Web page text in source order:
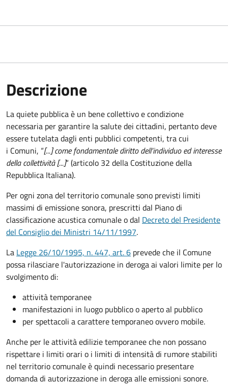
Descrizione
La quiete pubblica è un bene collettivo e condizione
necessaria per garantire la salute dei cittadini, pertanto deve
essere tutelata dagli enti pubblici competenti, tra cui
i Comuni, “[...] come fondamentale diritto dell’individuo ed interesse
della collettività [...]“ (articolo 32 della Costituzione della
Repubblica Italiana).
Per ogni zona del territorio comunale sono previsti limiti
massimi di emissione sonora, prescritti dal Piano di
classificazione acustica comunale o dal Decreto del Presidente
del Consiglio dei Ministri 14/11/1997.
La Legge 26/10/1995, n. 447, art. 6 prevede che il Comune
possa rilasciare l'autorizzazione in deroga ai valori limite per lo
svolgimento di:
attività temporanee
manifestazioni in luogo pubblico o aperto al pubblico
per spettacoli a carattere temporaneo ovvero mobile.
Anche per le attività edilizie temporanee che non possano
rispettare i limiti orari o i limiti di intensità di rumore stabiliti
nel territorio comunale è quindi necessario presentare
domanda di autorizzazione in deroga alle emissioni sonore.